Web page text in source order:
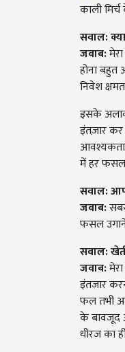
काली
सवाल:
जवाब:
होना
निवेश
इसके
इंतज़ार
में हर फसल
सवाल:
जवाब:
फसल
सवाल:
जवाब:
इंतजार
फल तभी
के बावजूद
धीरज का